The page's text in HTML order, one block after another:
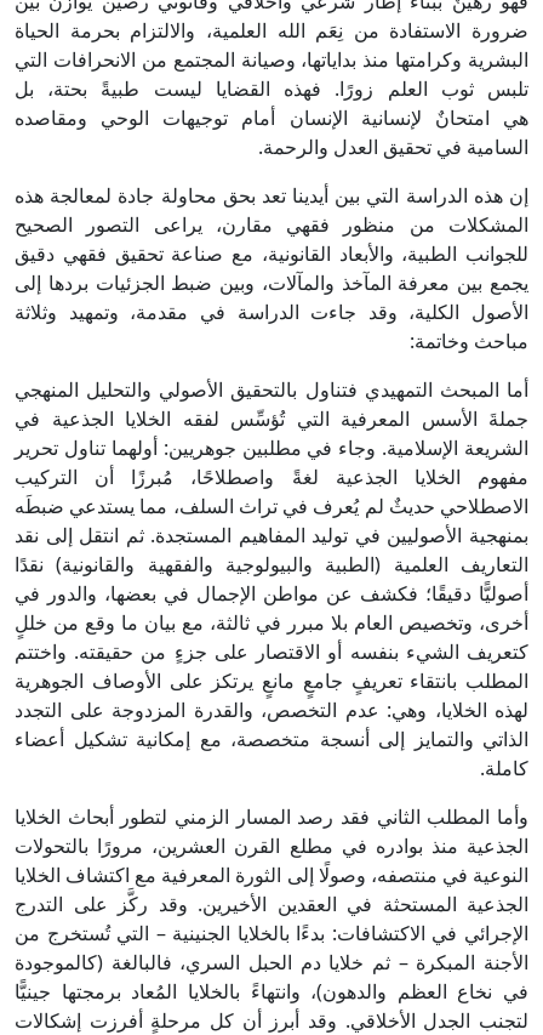
ضرورة الاستفادة من نِعَم الله العلمية، والالتزام بحرمة الحياة
البشرية وكرامتها منذ بداياتها، وصيانة المجتمع من الانحرافات التي
تلبس ثوب العلم زورًا. فهذه القضايا ليست طبيةً بحتة، بل
هي امتحانٌ لإنسانية الإنسان أمام توجيهات الوحي ومقاصده
السامية في تحقيق العدل والرحمة.
إن هذه الدراسة التي بين أيدينا تعد بحق محاولة جادة لمعالجة هذه
المشكلات من منظور فقهي مقارن، يراعى التصور الصحيح
للجوانب الطبية، والأبعاد القانونية، مع صناعة تحقيق فقهي دقيق
يجمع بين معرفة المآخذ والمآلات، وبين ضبط الجزئيات بردها إلى
الأصول الكلية، وقد جاءت الدراسة في مقدمة، وتمهيد وثلاثة
مباحث وخاتمة:
أما المبحث التمهيدي فتناول بالتحقيق الأصولي والتحليل المنهجي
جملةَ الأسس المعرفية التي تُؤسِّس لفقه الخلايا الجذعية في
الشريعة الإسلامية. وجاء في مطلبين جوهريين: أولهما تناول تحرير
مفهوم الخلايا الجذعية لغةً واصطلاحًا، مُبرزًا أن التركيب
الاصطلاحي حديثٌ لم يُعرف في تراث السلف، مما يستدعي ضبطَه
بمنهجية الأصوليين في توليد المفاهيم المستجدة. ثم انتقل إلى نقد
التعاريف العلمية (الطبية والبيولوجية والفقهية والقانونية) نقدًا
أصوليًّا دقيقًا؛ فكشف عن مواطن الإجمال في بعضها، والدور في
أخرى، وتخصيص العام بلا مبرر في ثالثة، مع بيان ما وقع من خللٍ
كتعريف الشيء بنفسه أو الاقتصار على جزءٍ من حقيقته. واختتم
المطلب بانتقاء تعريفٍ جامعٍ مانعٍ يرتكز على الأوصاف الجوهرية
لهذه الخلايا، وهي: عدم التخصص، والقدرة المزدوجة على التجدد
الذاتي والتمايز إلى أنسجة متخصصة، مع إمكانية تشكيل أعضاء
كاملة.
وأما المطلب الثاني فقد رصد المسار الزمني لتطور أبحاث الخلايا
الجذعية منذ بوادره في مطلع القرن العشرين، مرورًا بالتحولات
النوعية في منتصفه، وصولًا إلى الثورة المعرفية مع اكتشاف الخلايا
الجذعية المستحثة في العقدين الأخيرين. وقد ركَّز على التدرج
الإجرائي في الاكتشافات: بدءًا بالخلايا الجنينية – التي تُستخرج من
الأجنة المبكرة – ثم خلايا دم الحبل السري، فالبالغة (كالموجودة
في نخاع العظم والدهون)، وانتهاءً بالخلايا المُعاد برمجتها جينيًّا
لتجنب الجدل الأخلاقي. وقد أبرز أن كل مرحلةٍ أفرزت إشكالات